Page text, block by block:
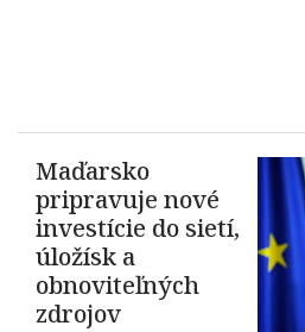
Maďarsko
pripravuje nové
investície do sietí,
úložísk a
obnoviteľných
zdrojov